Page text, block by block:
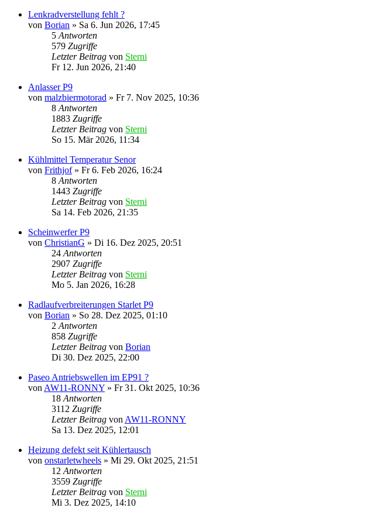
Lenkradverstellung fehlt ?
von Borian » Sa 6. Jun 2026, 17:45
5 Antworten
579 Zugriffe
Letzter Beitrag von Sterni
Fr 12. Jun 2026, 21:40
Anlasser P9
von malzbiermotorad » Fr 7. Nov 2025, 10:36
8 Antworten
1883 Zugriffe
Letzter Beitrag von Sterni
So 15. Mär 2026, 11:34
Kühlmittel Temperatur Senor
von Frithjof» Fr 6. Feb 2026, 16:24
8 Antworten
1443 Zugriffe
Letzter Beitrag von Sterni
Sa 14. Feb 2026, 21:35
Scheinwerfer P9
von ChristianG » Di 16. Dez 2025, 20:51
24 Antworten
2907 Zugriffe
Letzter Beitrag von Sterni
Mo 5. Jan 2026, 16:28
Radlaufverbreiterungen Starlet P9
von Borian » So 28. Dez 2025, 01:10
2 Antworten
858 Zugriffe
Letzter Beitrag von Borian
Di 30. Dez 2025, 22:00
Paseo Antriebswellen im EP91 ?
von AW11-RONNY » Fr 31. Okt 2025, 10:36
18 Antworten
3112 Zugriffe
Letzter Beitrag von AW11-RONNY
Sa 13. Dez 2025, 12:01
Heizung defekt seit Kühlertausch
von onstarletwheels » Mi 29. Okt 2025, 21:51
12 Antworten
3559 Zugriffe
Letzter Beitrag von Sterni
Mi 3. Dez 2025, 14:10